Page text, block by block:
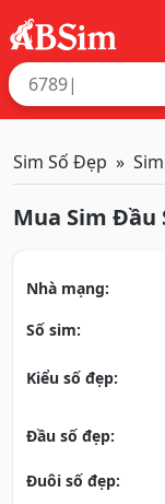
Sim Số Đẹp
Mua Sim Đầu
Nhà mạng:
Số sim:
Kiểu số đẹp:
Đầu số đẹp:
Đuôi số đẹp: